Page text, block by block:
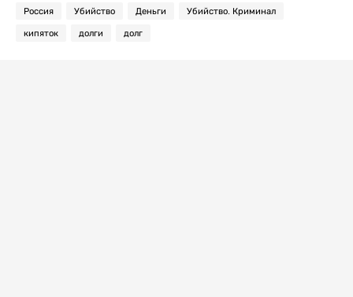
Россия Убийство Деньги Убийство. Криминал
кипяток долги долг